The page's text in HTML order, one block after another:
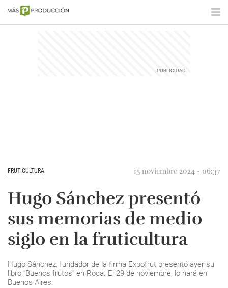
FRUTICULTURA 15 noviembre 2024 - 06:37
Hugo Sánchez presentó
sus memorias de medio
siglo en la fruticultura
Hugo Sánchez, fundador de la firma Expofrut presentó ayer su
libro “Buenos frutos" en Roca. El 29 de noviembre, lo hará en
Buenos Aires.